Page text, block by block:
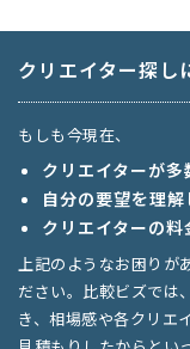
クリエイター探し
もしも今現在、
クリエイターが
自分の要望を理
クリエイターの
上記のようなお困りが
ださい。比較ビズでは
き、相場感や各クリエ